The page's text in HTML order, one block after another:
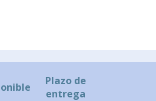
Plazo de
entrega